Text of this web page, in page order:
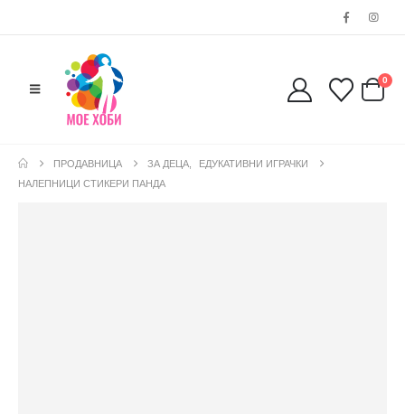
0
ПРОДАВНИЦА ЗА ДЕЦА
ЕДУКАТИВНИ ИГРАЧКИ
НАЛЕПНИЦИ СТИКЕРИ ПАНДА